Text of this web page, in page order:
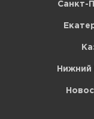
Санкт-
Нижний